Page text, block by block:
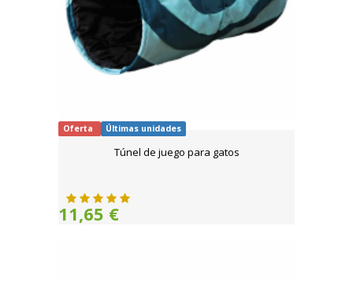
Oferta Últimas unidades
Túnel de juego para gatos
11,65 €